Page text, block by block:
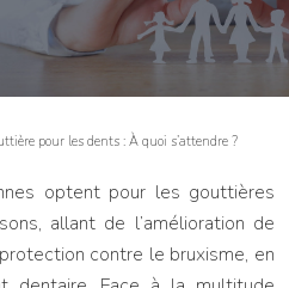
pour les dents : À quoi s’attendre ?
optent pour les gouttières
allant de l’amélioration de
contre le bruxisme, en